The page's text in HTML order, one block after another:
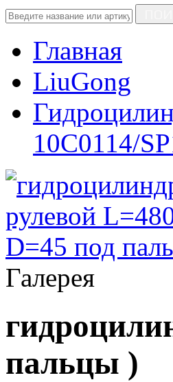
Главная
LiuGong
10C0114/
Галерея
пальцы )